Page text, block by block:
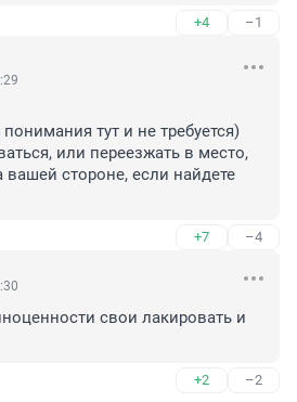
+4 –1
тут и не требуется)
или переезжать в место,
вашей стороне, если найдете
+7 –4
свои лакировать и
+2 –2